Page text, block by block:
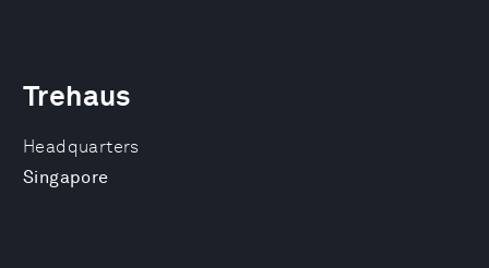
Headquarters
Singapore
Trehaus